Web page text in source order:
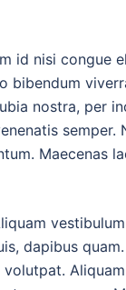
id nisi congue
bibendum
nostra, per
semper.
Maecenas
dapibus